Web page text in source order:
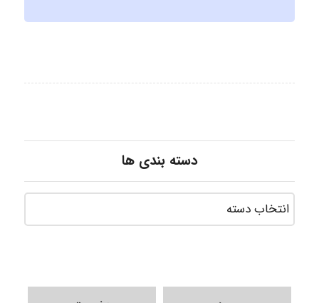
دسته بندی ها